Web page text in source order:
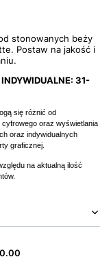
stonowanych beży
Postaw na jakość i
31-
się różnić od
oraz wyświetlania
oraz indywidualnych
graficznej.
na aktualną ilość
0.00